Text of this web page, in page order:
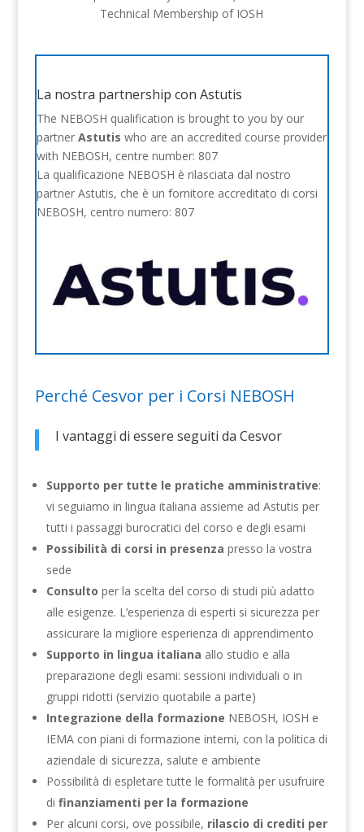
Technical Membership of IOSH
La nostra partnership con Astutis
The NEBOSH qualification is brought to you by our
partner Astutis who are an accredited course provider
with NEBOSH, centre number: 807
La qualificazione NEBOSH è rilasciata dal nostro
partner Astutis, che è un fornitore accreditato di corsi
NEBOSH, centro numero: 807
Perché Cesvor per i Corsi NEBOSH
I vantaggi di essere seguiti da Cesvor
Supporto per tutte le pratiche amministrative:
vi seguiamo in lingua italiana assieme ad Astutis per
tutti i passaggi burocratici del corso e degli esami
Possibilità di corsi in presenza presso la vostra
sede
Consulto per la scelta del corso di studi più adatto
alle esigenze. L’esperienza di esperti si sicurezza per
assicurare la migliore esperienza di apprendimento
Supporto in lingua italiana allo studio e alla
preparazione degli esami: sessioni individuali o in
gruppi ridotti (servizio quotabile a parte)
Integrazione della formazione NEBOSH, IOSH e
IEMA con piani di formazione interni, con la politica di
aziendale di sicurezza, salute e ambiente
Possibilità di espletare tutte le formalità per usufruire
di finanziamenti per la formazione
Per alcuni corsi, ove possibile, rilascio di crediti per